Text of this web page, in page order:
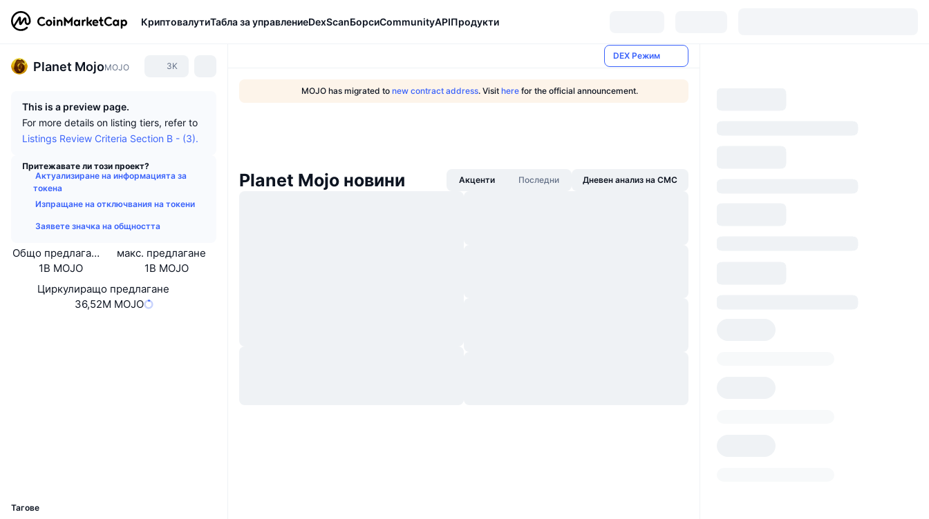
КриптовалутиТабла за управлениеDexScanБорсиCommunityAPIПродукти
Planet MojoMOJO 3K
This is a preview page.
For more details on listing tiers, refer to
Listings Review Criteria Section B - (3).
Притежавате ли този проект?
Актуализиране на информацията за
токена
Изпращане на отключвания на токени
Заявете значка на общността
Общо предлагане
1B MOJO
макс. предлагане
1B MOJO
Циркулиращо предлагане
36,52M MOJO
Тагове
DEX Режим
MOJO has migrated to new contract address. Visit herefor the official announcement.
Planet Mojo новини Акценти Последни Дневен анализ на CMC